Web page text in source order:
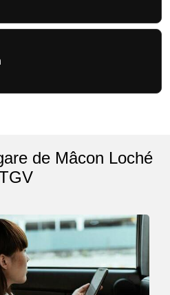
de Mâcon Loché